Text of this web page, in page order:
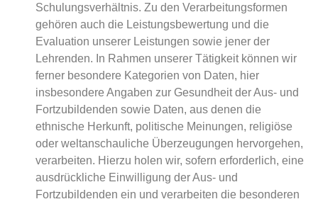
Schulungsverhältnis. Zu den Verarbeitungsformen
gehören auch die Leistungsbewertung und die
Evaluation unserer Leistungen sowie jener der
Lehrenden. In Rahmen unserer Tätigkeit können wir
ferner besondere Kategorien von Daten, hier
insbesondere Angaben zur Gesundheit der Aus- und
Fortzubildenden sowie Daten, aus denen die
ethnische Herkunft, politische Meinungen, religiöse
oder weltanschauliche Überzeugungen hervorgehen,
verarbeiten. Hierzu holen wir, sofern erforderlich, eine
ausdrückliche Einwilligung der Aus- und
Fortzubildenden ein und verarbeiten die besonderen